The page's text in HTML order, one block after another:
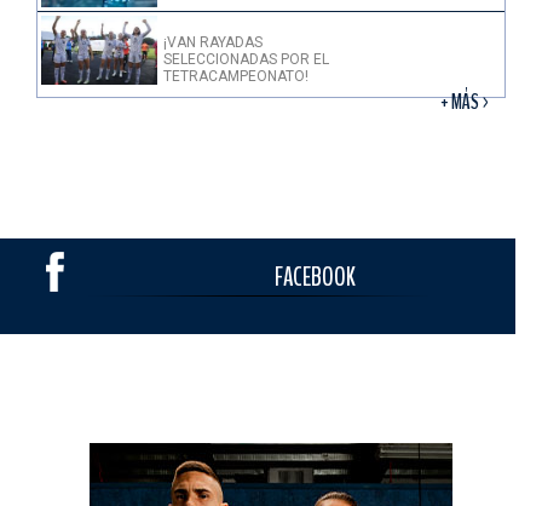
¡VAN RAYADAS
SELECCIONADAS POR EL
TETRACAMPEONATO!
+ MÁS >
FACEBOOK